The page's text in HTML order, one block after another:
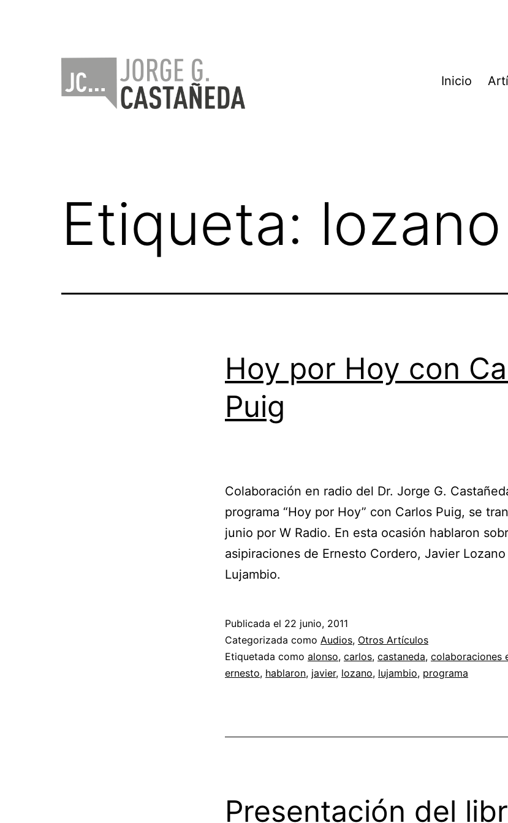
Inicio
Etiqueta: lozano
Hoy por Hoy con
Puig
Colaboración en radio del Dr. Jorge G.
programa “Hoy por Hoy” con Carlos Puig, se
junio por W Radio. En esta ocasión hablaron
asipiraciones de Ernesto Cordero, Javier
Lujambio.
Publicada el 22 junio, 2011
Categorizada como Audios, Otros Artículos
Etiquetada como alonso, carlos, castaneda, colaboraciones
ernesto, hablaron, javier, lozano, lujambio, programa
Presentación del